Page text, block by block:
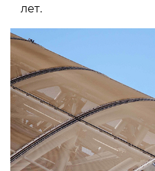
лет.